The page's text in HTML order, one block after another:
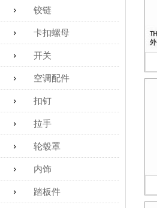
铰链
卡扣螺母
开关
空调配件
扣钉
拉手
轮毂罩
内饰
踏板件